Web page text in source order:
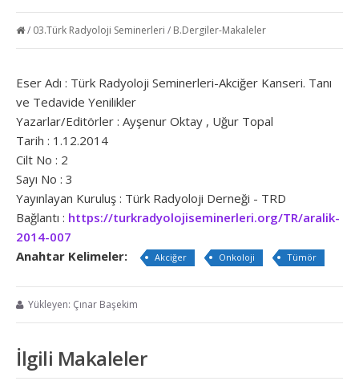
/ 03.Türk Radyoloji Seminerleri / B.Dergiler-Makaleler
Eser Adı : Türk Radyoloji Seminerleri-Akciğer Kanseri. Tanı
ve Tedavide Yenilikler
Yazarlar/Editörler : Ayşenur Oktay , Uğur Topal
Tarih : 1.12.2014
Cilt No : 2
Sayı No : 3
Yayınlayan Kuruluş : Türk Radyoloji Derneği - TRD
Bağlantı : https://turkradyolojiseminerleri.org/TR/aralik-
2014-007
Anahtar Kelimeler:
Akciğer Onkoloji Tümör
Yükleyen: Çınar Başekim
İlgili Makaleler